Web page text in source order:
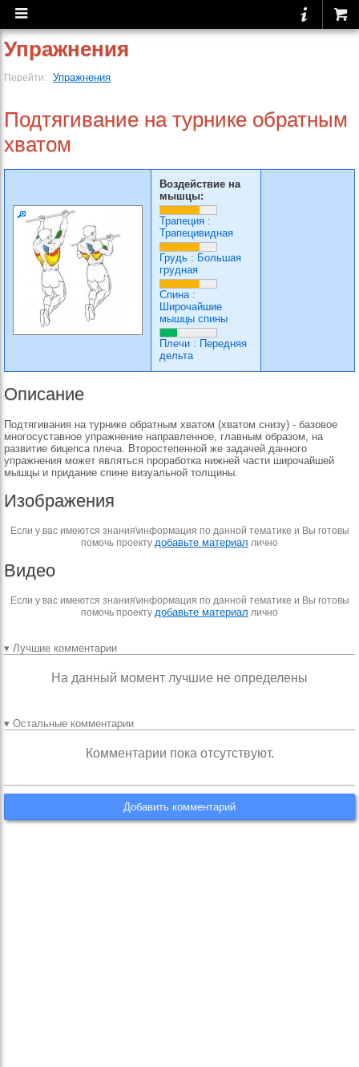
Упражнения
Перейти: Упражнения
Подтягивание на турнике обратным
хватом
Воздействие на
мышцы:
Трапеция :
Трапецивидная
Грудь : Большая
грудная
Спина:
Широчайшие
мышцы спины
Плечи : Передняя
дельта
Описание
Подтягивания на турнике обратным хватом (хватом снизу) - базовое
многосуставное упражнение направленное, главным образом, на
развитие бицепса плеча. Второстепенной же задачей данного
упражнения может являться проработка нижней части широчайшей
мышцы и придание спине визуальной толщины.
Изображения
Если у вас имеются знания\информация по данной тематике и Вы готовы
помочь проекту добавьте материал лично
Видео
Если у вас имеются знания\информация по данной тематике и Вы готовы
помочь проекту добавьте материал лично
▾ Лучшие комментарии
На данный момент лучшие не определены
▾ Остальные комментарии
Комментарии пока отсутствуют.
Добавить комментарий